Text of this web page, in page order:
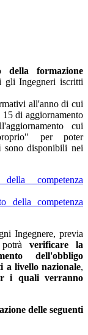
della formazione
gli Ingegneri iscritti
all'anno di cui
di aggiornamento
cui
per poter
sono disponibili nei
competenza
della competenza
Ingegnere, previa
potràverificare la
dell'obbligo
a livello nazionale,
i quali verranno
delle seguenti